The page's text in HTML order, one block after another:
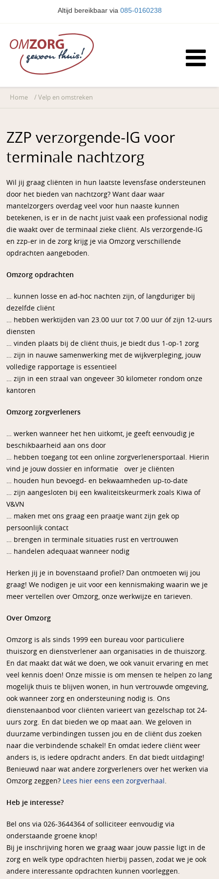
Altijd bereikbaar via 085-0160238
Home / Velp en omstreken
ZZP verzorgende-IG voor
terminale nachtzorg
Wil jij graag cliënten in hun laatste levensfase ondersteunen
door het bieden van nachtzorg? Want daar waar
mantelzorgers overdag veel voor hun naaste kunnen
betekenen, is er in de nacht juist vaak een professional nodig
die waakt over de terminaal zieke cliënt. Als verzorgende-IG
en zzp-er in de zorg krijg je via Omzorg verschillende
opdrachten aangeboden.
Omzorg opdrachten
… kunnen losse en ad-hoc nachten zijn, of langduriger bij
dezelfde cliënt
… hebben werktijden van 23.00 uur tot 7.00 uur óf zijn 12-uurs
diensten
… vinden plaats bij de cliënt thuis, je biedt dus 1-op-1 zorg
… zijn in nauwe samenwerking met de wijkverpleging, jouw
volledige rapportage is essentieel
… zijn in een straal van ongeveer 30 kilometer rondom onze
kantoren
Omzorg zorgverleners
… werken wanneer het hen uitkomt, je geeft eenvoudig je
beschikbaarheid aan ons door
… hebben toegang tot een online zorgverlenersportaal. Hierin
vind je jouw dossier en informatie over je cliënten
… houden hun bevoegd- en bekwaamheden up-to-date
… zijn aangesloten bij een kwaliteitskeurmerk zoals Kiwa of
V&VN
… maken met ons graag een praatje want zijn gek op
persoonlijk contact
… brengen in terminale situaties rust en vertrouwen
… handelen adequaat wanneer nodig
Herken jij je in bovenstaand profiel? Dan ontmoeten wij jou
graag! We nodigen je uit voor een kennismaking waarin we je
meer vertellen over Omzorg, onze werkwijze en tarieven.
Over Omzorg
Omzorg is als sinds 1999 een bureau voor particuliere
thuiszorg en dienstverlener aan organisaties in de thuiszorg.
En dat maakt dat wát we doen, we ook vanuit ervaring en met
veel kennis doen! Onze missie is om mensen te helpen zo lang
mogelijk thuis te blijven wonen, in hun vertrouwde omgeving,
ook wanneer zorg en ondersteuning nodig is. Ons
dienstenaanbod voor cliënten varieert van gezelschap tot 24-
uurs zorg. En dat bieden we op maat aan. We geloven in
duurzame verbindingen tussen jou en de cliënt dus zoeken
naar die verbindende schakel! En omdat iedere cliënt weer
anders is, is iedere opdracht anders. En dat biedt uitdaging!
Benieuwd naar wat andere zorgverleners over het werken via
Omzorg zeggen? Lees hier eens een zorgverhaal.
Heb je interesse?
Bel ons via 026-3644364 of solliciteer eenvoudig via
onderstaande groene knop!
Bij je inschrijving horen we graag waar jouw passie ligt in de
zorg en welk type opdrachten hierbij passen, zodat we je ook
andere interessante opdrachten kunnen voorleggen.